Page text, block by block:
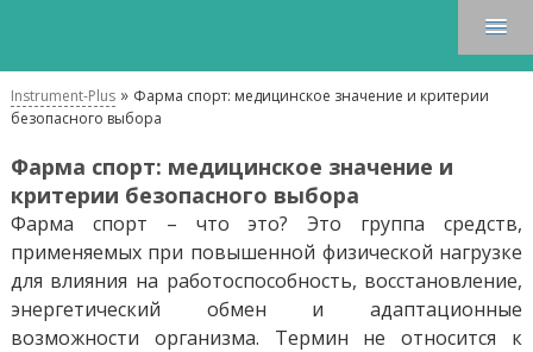
Instrument-Plus» Фарма спорт: медицинское значение и критерии
безопасного выбора
Фарма спорт: медицинское значение и
критерии безопасного выбора
Фарма спорт – что это? Это группа средств,
применяемых при повышенной физической нагрузке
для влияния на работоспособность, восстановление,
энергетический обмен и адаптационные
возможности организма. Термин не относится к